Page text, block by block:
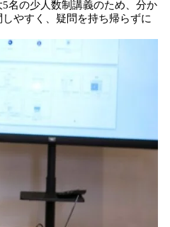
名の少人数制講義のため、分か
やすく、疑問を持ち帰らずに